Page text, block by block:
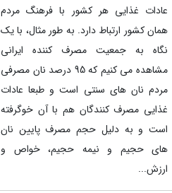
عادات غذایی هر کشور با فرهنگ مردم
همان کشور ارتباط دارد. به طور مثال، با یک
نگاه به جمعیت مصرف کننده ایرانی
مشاهده می کنیم که 95 درصد نان مصرفی
مردم نان های سنتی است و طبعا عادات
غذایی مصرف کنندگان هم با آن خوگرفته
است و به دلیل حجم مصرف پایین نان
های حجیم و نیمه حجیم، خواص و
ارزش...